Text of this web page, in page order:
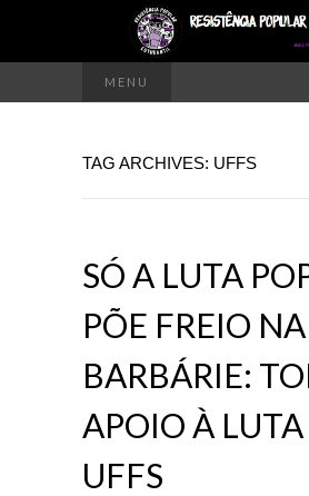
MENU
TAG ARCHIVES: UFFS
SÓ A LUTA
PÕE FREIO NA
BARBÁRIE:
APOIO À
UFFS